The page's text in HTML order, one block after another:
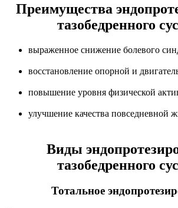
Преимущества
тазобедренного
выраженное снижение болевого
восстановление опорной и
повышение уровня физической
улучшение качества повседневной
Виды
тазобедренного
Тотальное